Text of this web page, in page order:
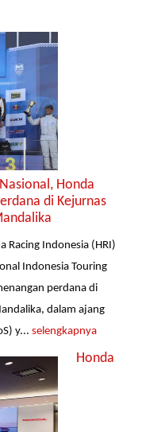
Honda
di Kejurnas
Racing Indonesia (HRI)
Indonesia Touring
perdana di
dalam ajang
y...selengkapnya
Honda